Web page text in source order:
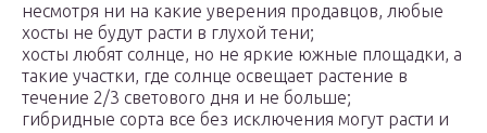
несмотря ни на какие уверения продавцов, любые
хосты не будут расти в глухой тени;
хосты любят солнце, но не яркие южные площадки, а
такие участки, где солнце освещает растение в
течение 2/3 светового дня и не больше;
гибридные сорта все без исключения могут расти и